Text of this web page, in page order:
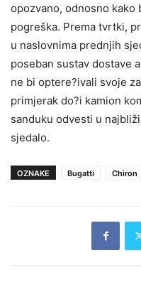
opozvano, odnosno
pogreška. Prema tvrtki,
u naslovnima prednjih
poseban sustav dostave
ne bi optere?ivali svoje
primjerak do?i kamion
sanduku odvesti u
sjedalo.
OZNAKE Bugatti Chiron